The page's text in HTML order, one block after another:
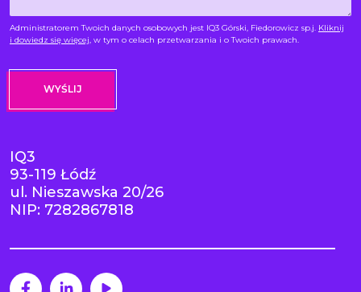
Administratorem Twoich danych osobowych jest IQ3 Górski, Fiedorowicz sp.j. Kliknij
i dowiedz się więcej, w tym o celach przetwarzania i o Twoich prawach.
IQ3
93-119 Łódź
ul. Nieszawska 20/26
NIP: 7282867818